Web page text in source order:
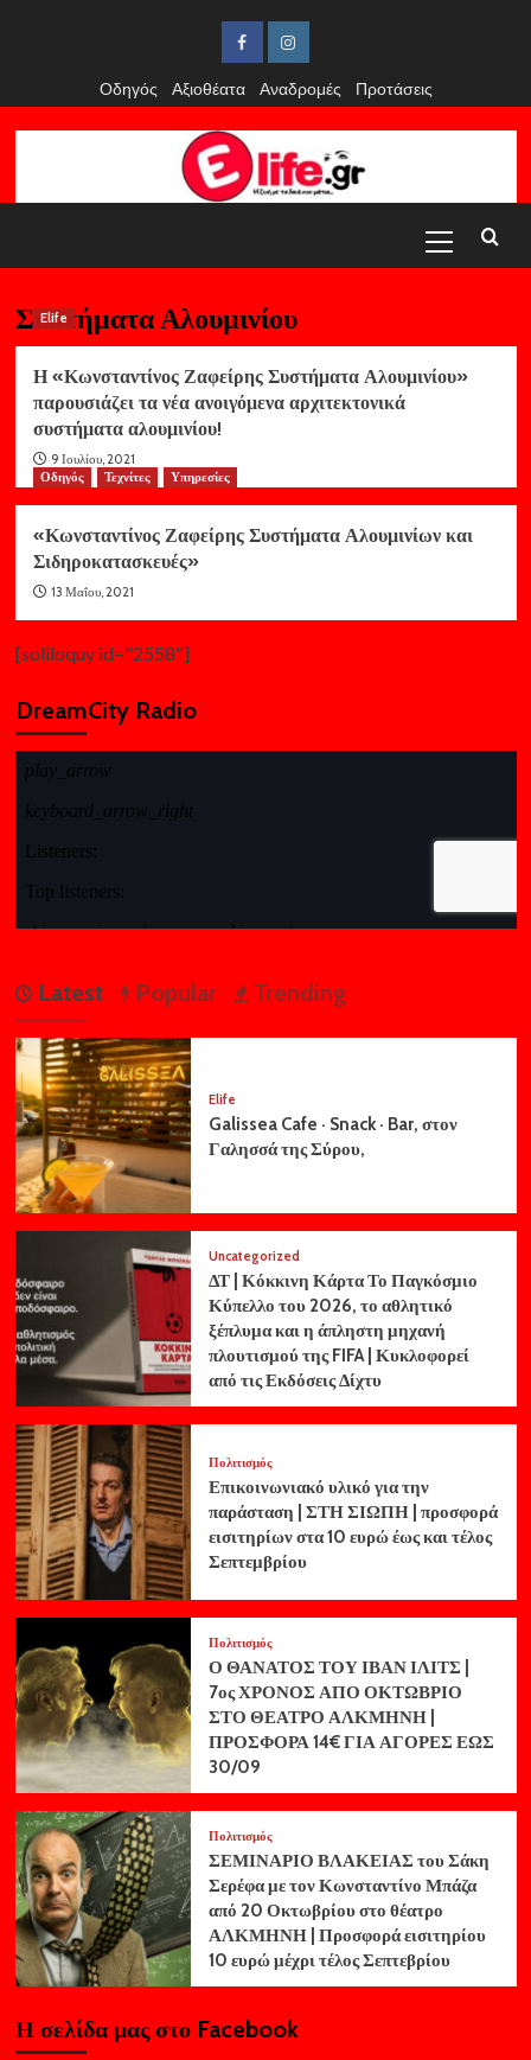
FacebookInstagram
Οδηγός
Αξιοθέατα Αναδρομές Προτάσεις
Menu
Συστήματα Αλουμινίου
Elife
Η «Κωνσταντίνος Ζαφείρης Συστήματα Αλουμινίου»
παρουσιάζει τα νέα ανοιγόμενα αρχιτεκτονικά
συστήματα αλουμινίου!
9 Ιουλίου, 2021
Οδηγός
Τεχνίτες Υπηρεσίες
«Κωνσταντίνος Ζαφείρης Συστήματα Αλουμινίων και
Σιδηροκατασκευές»
13 Μαΐου, 2021
[soliloquy id="2558"]
DreamCity Radio
Latest Popular Trending
Elife
Galissea Cafe · Snack · Bar, στον
Γαλησσά της Σύρου,
Uncategorized
ΔΤ | Κόκκινη Κάρτα Το Παγκόσμιο
Κύπελλο του 2026, το αθλητικό
ξέπλυμα και η άπληστη μηχανή
πλουτισμού της FIFA | Κυκλοφορεί
από τις Εκδόσεις Δίχτυ
Πολιτισμός
Επικοινωνιακό υλικό για την
παράσταση | ΣΤΗ ΣΙΩΠΗ | προσφορά
εισιτηρίων στα 10 ευρώ έως και τέλος
Σεπτεμβρίου
Πολιτισμός
Ο ΘΑΝΑΤΟΣ ΤΟΥ ΙΒΑΝ ΙΛΙΤΣ |
7ος ΧΡΟΝΟΣ ΑΠΟ ΟΚΤΩΒΡΙΟ
ΣΤΟ ΘΕΑΤΡΟ ΑΛΚΜΗΝΗ |
ΠΡΟΣΦΟΡΑ 14€ ΓΙΑ ΑΓΟΡΕΣ ΕΩΣ
30/09
Πολιτισμός
ΣΕΜΙΝΑΡΙΟ ΒΛΑΚΕΙΑΣ του Σάκη
Σερέφα με τον Κωνσταντίνο Μπάζα
από 20 Οκτωβρίου στο θέατρο
ΑΛΚΜΗΝΗ | Προσφορά εισιτηρίου
10 ευρώ μέχρι τέλος Σεπτεβρίου
Η σελίδα μας στο Facebook